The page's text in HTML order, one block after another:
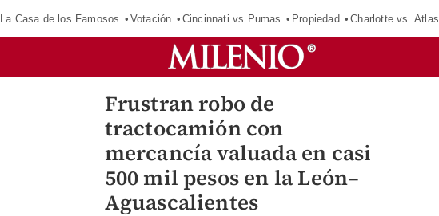
La Casa de los Famosos Votación Cincinnati vs Pumas Propiedad Charlotte vs. Atlas
Frustran robo de
tractocamión con
mercancía valuada en casi
500 mil pesos en la León–
Aguascalientes